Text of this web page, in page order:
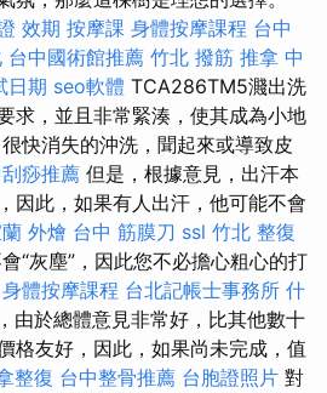
效期 按摩課 身體按摩課程 台中
台中國術館推薦 竹北 撥筋 推拿 中
日期 seo軟體 TCA286TM5濺出洗
求，並且非常緊湊，使其成為小地
快消失的沖洗，聞起來或導致皮
痧推薦 但是，根據意見，出汗本
因此，如果有人出汗，他可能不會
外燴 台中 筋膜刀 ssl 竹北 整復
“灰塵”，因此您不必擔心粗心的打
身體按摩課程 台北記帳士事務所 什
由於總體意見非常好，比其他數十
格友好，因此，如果尚未完成，值
整復 台中整骨推薦 台胞證照片 對